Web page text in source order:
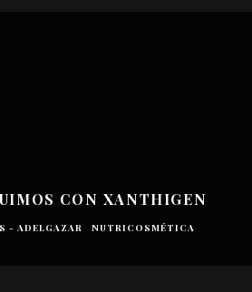
CON XANTHIGEN
- ADELGAZAR NUTRICOSMÉTICA